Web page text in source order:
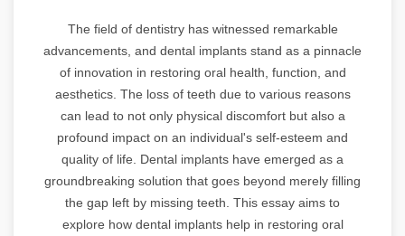
The field of dentistry has witnessed remarkable
advancements, and dental implants stand as a pinnacle
of innovation in restoring oral health, function, and
aesthetics. The loss of teeth due to various reasons
can lead to not only physical discomfort but also a
profound impact on an individual's self-esteem and
quality of life. Dental implants have emerged as a
groundbreaking solution that goes beyond merely filling
the gap left by missing teeth. This essay aims to
explore how dental implants help in restoring oral